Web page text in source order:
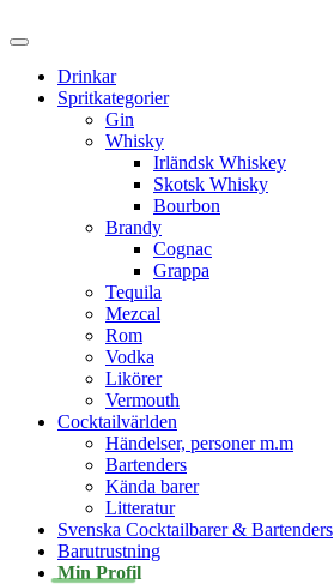
Drinkar
Spritkategorier
Gin
Whisky
Irländsk Whiskey
Skotsk Whisky
Bourbon
Brandy
Cognac
Grappa
Tequila
Mezcal
Rom
Vodka
Likörer
Vermouth
Cocktailvärlden
Händelser, personer m.m
Bartenders
Kända barer
Litteratur
Svenska Cocktailbarer & Bartenders
Barutrustning
Min Profil